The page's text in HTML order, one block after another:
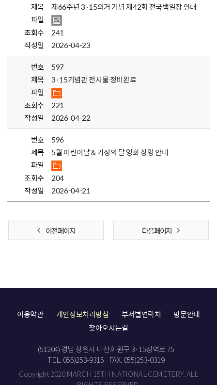
제목
제66주년 3·15의거 기념 제42회 전국백일장 안내
파일
조회수
241
작성일
2026-04-23
번호
597
제목
3·15기념관 전시물 정비완료
파일
조회수
221
작성일
2026-04-22
번호
596
제목
5월 어린이날 & 가정의 달 영화 상영 안내
파일
조회수
204
작성일
2026-04-21
이전 페이지 다음 페이지
이용약관 개인정보처리방침 부서별연락처
방문안내
찾아오시는길
(51204) 경남 창원시 마산회원구 3·15성역로 75
TEL. 055)253-9315
FAX. 055)253-0319
Copyright 2020 MARCH 15TH NATIONAL CEMETERY. ALL